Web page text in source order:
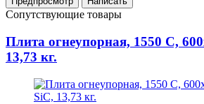
Сопутствующие товары
Плита огнеупорная, 1550 С,
13,73 кг.